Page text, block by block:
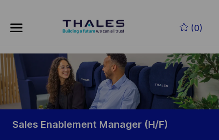
(0)
-
Sales Enablement Manager (H/F)